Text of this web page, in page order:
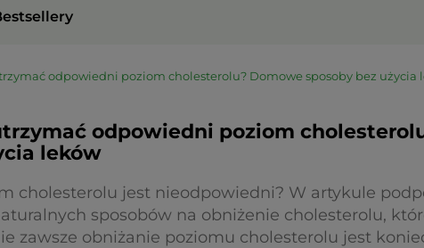
odpowiedni poziom cholesterolu? Domowe sposoby bez użycia
odpowiedni poziom
leków
cholesterolu jest nieodpowiedni? W artykule
sposobów na obniżenie cholesterolu,
zawsze obniżanie poziomu cholesterolu jest